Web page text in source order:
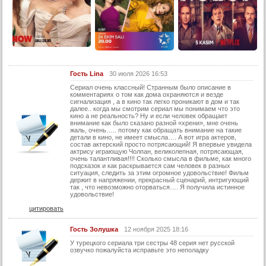
13 серия (суб)
14 серия
14 серия (суб)
17 серия
17 серия (суб)
19 серия (суб)
20 серия (суб)
21 серия
Гость Lina
30 июля 2026 16:53
Сериал очень классный! Странным было описание в
комментариях о том как дома охраняются и везде
сигнализация , а в кино так легко проникают в дом и так
далее.. когда мы смотрим сериал мы понимаем что это
кино а не реальность? Ну и если человек обращает
внимание как было сказано разной «хрени», мне очень
жаль, очень….. потому как обращать внимание на такие
детали в кино, не имеет смысла…. А вот игра актеров,
состав актерский просто потрясающий! Я впервые увидела
актрису играющую Чолпан, великолепная, потрясающая,
очень талантливая!!!! Сколько смысла в фильме, как много
подсказок и как раскрывается сам человек в разных
ситуация, следить за этим огромное удовольствие! Фильм
держит в напряжении, прекрасный сценарий, интригующий
так , что невозможно оторваться…. Я получила истинное
удовольствие!
цитировать
Гость Золушка
12 ноября 2025 18:16
У турецкого сериала три сестры 48 серия нет русской
озвучко пожалуйста исправьте это неполадку